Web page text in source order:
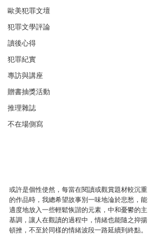
歐美犯罪文壇
犯罪文學評論
讀後心得
犯罪紀實
專訪與講座
贈書抽獎活動
推理雜誌
不在場側寫
或許是個性使然，每當在閱讀或觀賞題材較沉重
的作品時，我總希望故事別一味地淪於悲愁，能
適度地放入一些輕鬆恢諧的元素，中和憂鬰的主
基調，讓人在觀讀的過程中，情緒也能隨之抑揚
頓挫，不至於同樣的情緒波段一路延續到終點。